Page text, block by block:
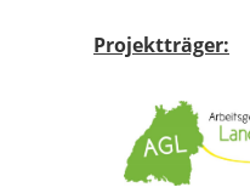
Projektträger: